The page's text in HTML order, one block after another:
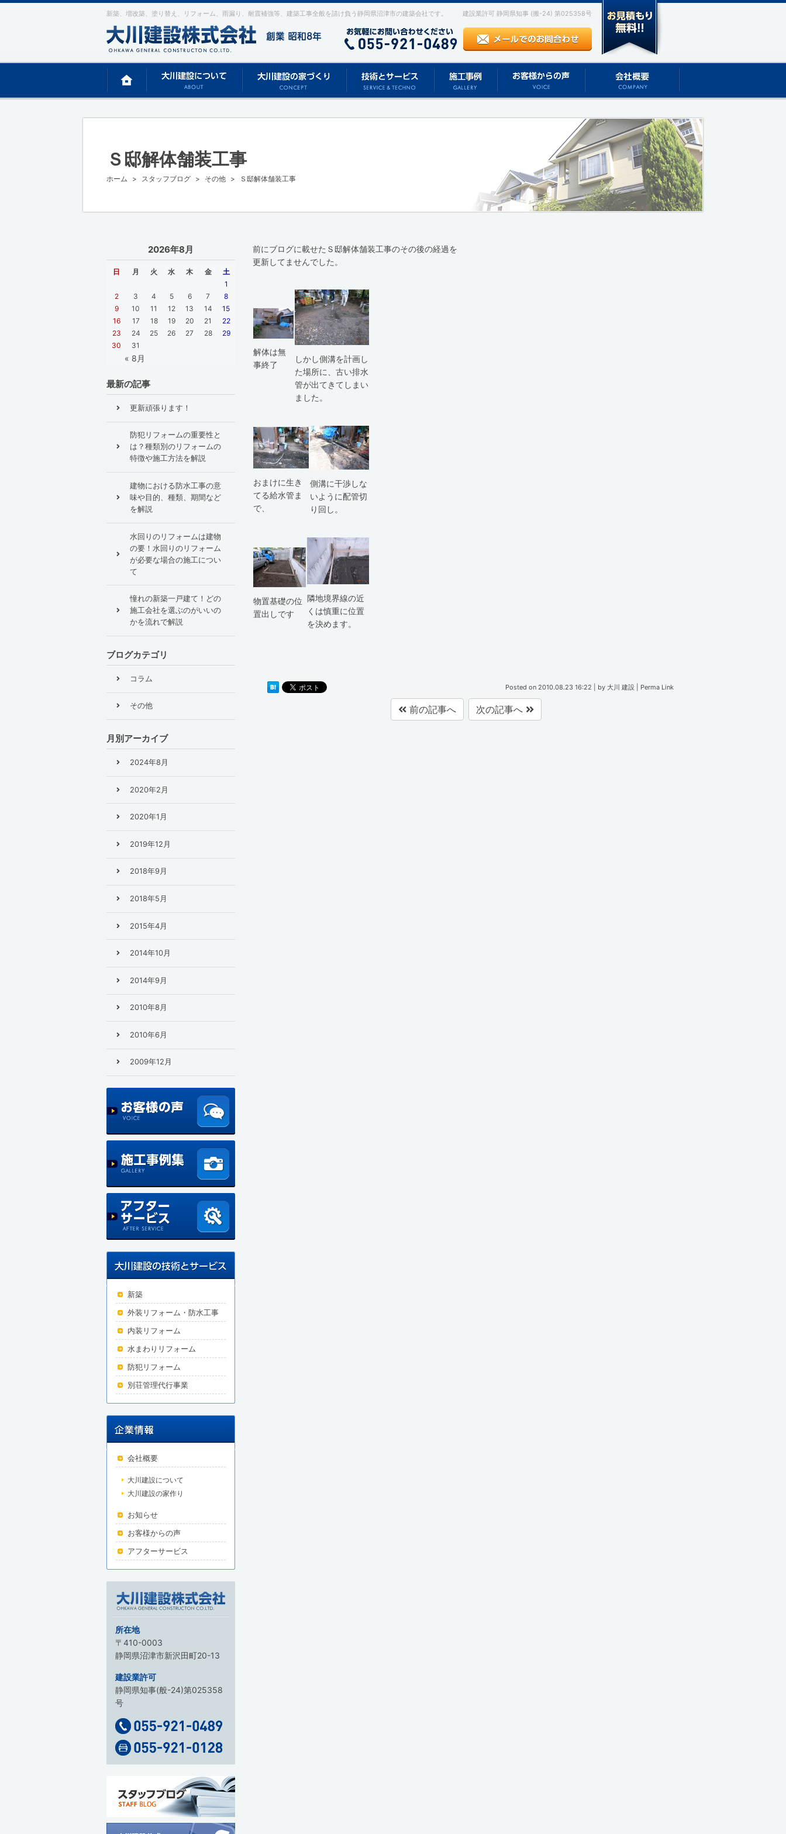
新築、増改築、塗り替え、リフォーム、雨漏り、耐震補強等、建築工事全般を請け負う静岡県沼津市の建築会社です。 建設業許可 静岡県知事 (搬-24) 第025358号
Ｓ邸解体舗装工事
ホーム スタッフブログ その他 Ｓ邸解体舗装工事
前にブログに載せたＳ邸解体舗装工事のその後の経過を
更新してませんでした。
解体は無
事終了
しかし側溝を計画し
た場所に、古い排水
管が出てきてしまい
ました。
おまけに生き
てる給水管ま
で、
側溝に干渉しな
いように配管切
り回し。
物置基礎の位
置出しです
隣地境界線の近
くは慎重に位置
を決めます。
Posted on 2010.08.23 16:22 by 大川 建設 Perma Link
前の記事へ 次の記事へ
2026年8月
日 月 火 水 木 金 土
« 8月
1
2
3 4 5 6 7
8
9
10 11 12 13 14
15
16
17 18 19 20 21
22
23
24 25 26 27 28
29
30
31
最新の記事
更新頑張ります！
防犯リフォームの重要性と
は？種類別のリフォームの
特徴や施工方法を解説
建物における防水工事の意
味や目的、種類、期間など
を解説
水回りのリフォームは建物
の要！水回りのリフォーム
が必要な場合の施工につい
て
憧れの新築一戸建て！どの
施工会社を選ぶのがいいの
かを流れで解説
ブログカテゴリ
コラム
その他
月別アーカイブ
2024年8月
2020年2月
2020年1月
2019年12月
2018年9月
2018年5月
2015年4月
2014年10月
2014年9月
2010年8月
2010年6月
2009年12月
新築
外装リフォーム・防水工事
内装リフォーム
水まわりリフォーム
防犯リフォーム
別荘管理代行事業
会社概要
大川建設について
大川建設の家作り
お知らせ
お客様からの声
アフターサービス
所在地
〒410-0003
静岡県沼津市新沢田町20-13
建設業許可
静岡県知事(般-24)第025358
号